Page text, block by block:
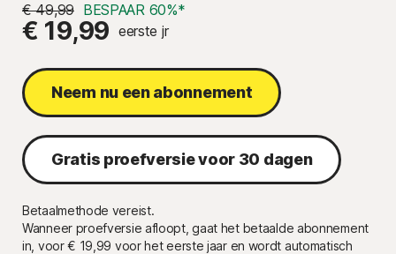
€ 49,99 BESPAAR 60%*
€ 19,99 eerste jr
Neem nu een abonnement
Gratis proefversie voor 30 dagen
Betaalmethode vereist.
Wanneer proefversie afloopt, gaat het betaalde abonnement
in, voor € 19,99 voor het eerste jaar en wordt automatisch